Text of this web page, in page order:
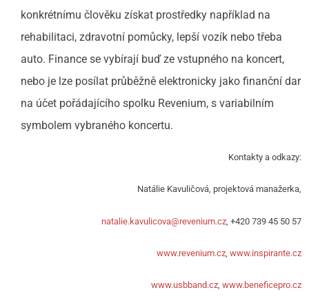
konkrétnímu člověku získat prostředky například na
rehabilitaci, zdravotní pomůcky, lepší vozík nebo třeba
auto. Finance se vybírají buď ze vstupného na koncert,
nebo je lze posílat průběžně elektronicky jako finanční dar
na účet pořádajícího spolku Revenium, s variabilním
symbolem vybraného koncertu.
Kontakty a odkazy:
Natálie Kavuličová, projektová manažerka,
natalie.kavulicova@revenium.cz , +420 739 45 50 57
www.revenium.cz, www.inspirante.cz
www.usbband.cz, www.beneficepro.cz